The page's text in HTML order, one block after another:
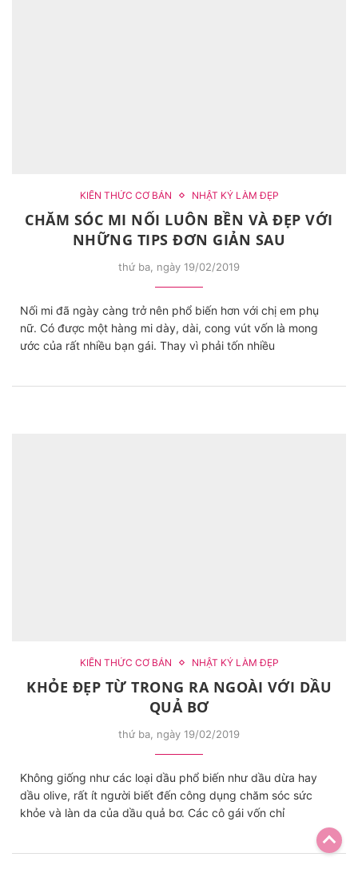
KIẾN THỨC CƠ BẢN NHẬT KÝ LÀM ĐẸP
CHĂM SÓC MI NỐI LUÔN BỀN VÀ ĐẸP VỚI
NHỮNG TIPS ĐƠN GIẢN SAU
thứ ba, ngày 19/02/2019
Nối mi đã ngày càng trở nên phổ biến hơn với chị em phụ
nữ. Có được một hàng mi dày, dài, cong vút vốn là mong
ước của rất nhiều bạn gái. Thay vì phải tốn nhiều
KIẾN THỨC CƠ BẢN NHẬT KÝ LÀM ĐẸP
KHỎE ĐẸP TỪ TRONG RA NGOÀI VỚI DẦU
QUẢ BƠ
thứ ba, ngày 19/02/2019
Không giống như các loại dầu phổ biến như dầu dừa hay
dầu olive, rất ít người biết đến công dụng chăm sóc sức
khỏe và làn da của dầu quả bơ. Các cô gái vốn chỉ